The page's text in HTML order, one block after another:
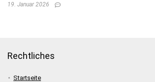
19. Januar 2026
Rechtliches
Startseite